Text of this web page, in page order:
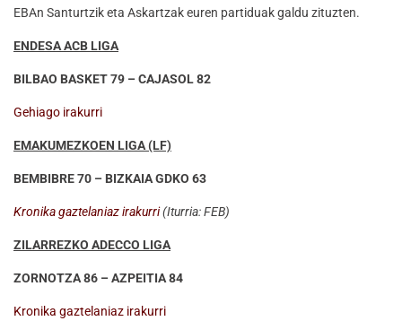
EBAn Santurtzik eta Askartzak euren partiduak galdu zituzten.
ENDESA ACB LIGA
BILBAO BASKET 79 – CAJASOL 82
Gehiago irakurri
EMAKUMEZKOEN LIGA (LF)
BEMBIBRE 70 – BIZKAIA GDKO 63
Kronika gaztelaniaz irakurri(Iturria: FEB)
ZILARREZKO ADECCO LIGA
ZORNOTZA 86 – AZPEITIA 84
Kronika gaztelaniaz irakurri